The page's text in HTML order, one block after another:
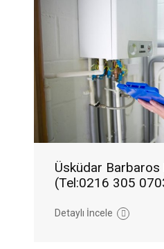
Üsküdar Barbaros
(Tel:0216 305
Detaylı İncele